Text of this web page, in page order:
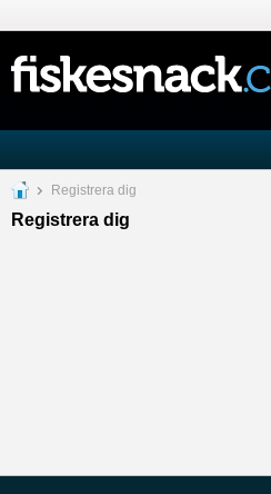
Registrera dig
Registrera dig